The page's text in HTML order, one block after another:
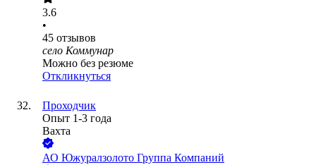
3.6
•
45 отзывов
село Коммунар
Можно без резюме
Откликнуться
Проходчик
Опыт 1-3 года
Вахта
АО Южуралзолото Группа Компаний